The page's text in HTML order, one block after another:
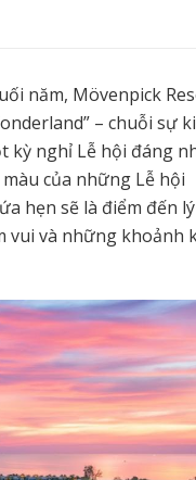
năm, Mövenpick
– chuỗi sự
kỳ nghỉ Lễ hội đáng
của những Lễ hội
hẹn sẽ là điểm đến
vui và những khoảnh